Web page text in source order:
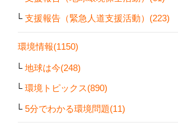
支援報告（緊急人道支援活動）(223)
環境情報(1150)
地球は今(248)
環境トピックス(890)
5分でわかる環境問題(11)